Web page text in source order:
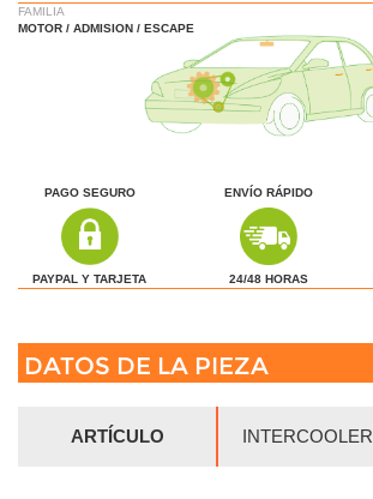
FAMILIA
MOTOR / ADMISION / ESCAPE
PAGO SEGURO
PAYPAL Y TARJETA
ENVÍO RÁPIDO
24/48 HORAS
DATOS DE LA PIEZA
ARTÍCULO INTERCOOLER